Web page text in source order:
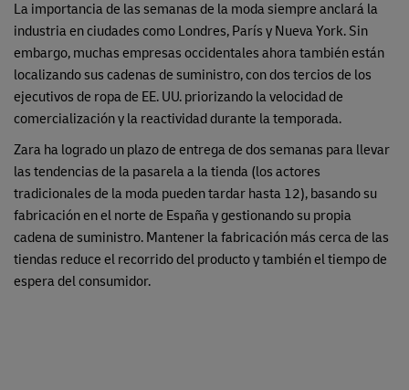
La importancia de las semanas de la moda siempre anclará la
industria en ciudades como Londres, París y Nueva York. Sin
embargo, muchas empresas occidentales ahora también están
localizando sus cadenas de suministro, con dos tercios de los
ejecutivos de ropa de EE. UU. priorizando la velocidad de
comercialización y la reactividad durante la temporada.
Zara ha logrado un plazo de entrega de dos semanas para llevar
las tendencias de la pasarela a la tienda (los actores
tradicionales de la moda pueden tardar hasta 12), basando su
fabricación en el norte de España y gestionando su propia
cadena de suministro. Mantener la fabricación más cerca de las
tiendas reduce el recorrido del producto y también el tiempo de
espera del consumidor.